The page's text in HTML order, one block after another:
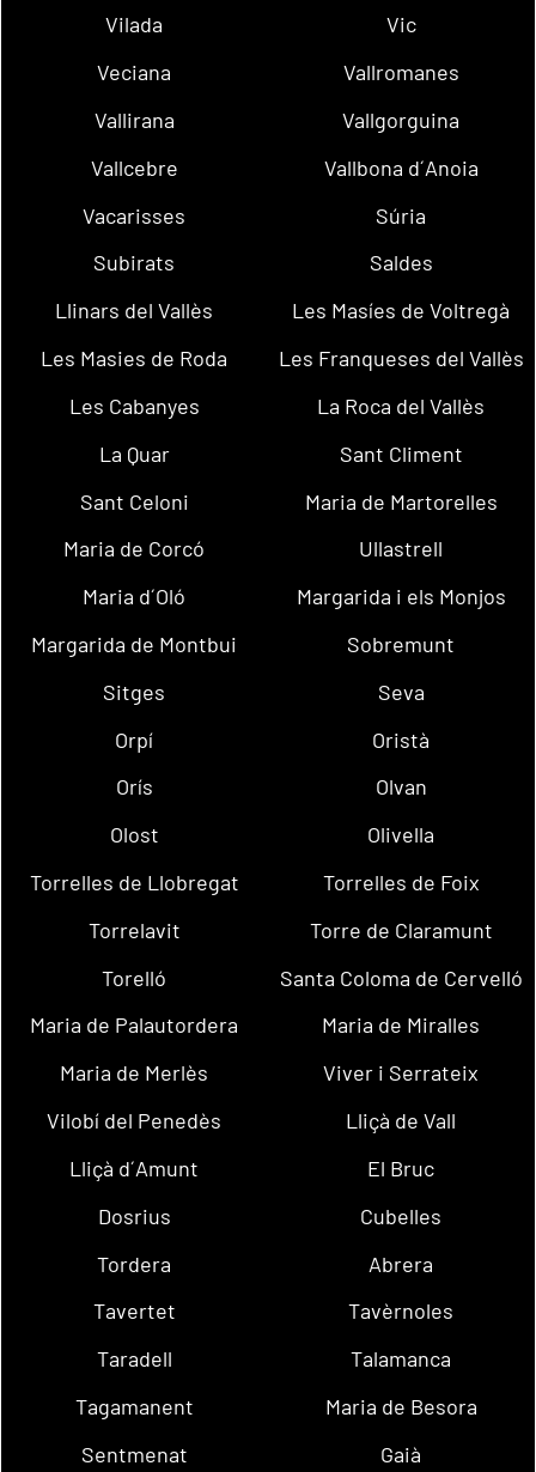
Vilada
Vic
Veciana
Vallromanes
Vallirana
Vallgorguina
Vallcebre
Vallbona d´Anoia
Vacarisses
Súria
Subirats
Saldes
Llinars del Vallès
Les Masíes de Voltregà
Les Masies de Roda
Les Franqueses del Vallès
Les Cabanyes
La Roca del Vallès
La Quar
Sant Climent
Sant Celoni
Maria de Martorelles
Maria de Corcó
Ullastrell
Maria d´Oló
Margarida i els Monjos
Margarida de Montbui
Sobremunt
Sitges
Seva
Orpí
Oristà
Orís
Olvan
Olost
Olivella
Torrelles de Llobregat
Torrelles de Foix
Torrelavit
Torre de Claramunt
Torelló
Santa Coloma de Cervelló
Maria de Palautordera
Maria de Miralles
Maria de Merlès
Viver i Serrateix
Vilobí del Penedès
Lliçà de Vall
Lliçà d´Amunt
El Bruc
Dosrius
Cubelles
Tordera
Abrera
Tavertet
Tavèrnoles
Taradell
Talamanca
Tagamanent
Maria de Besora
Sentmenat
Gaià